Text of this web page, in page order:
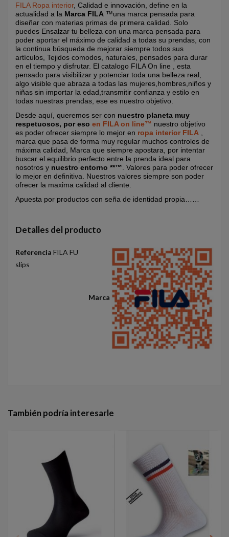
FILA Ropa interior, Calidad e innovación, define en la
actualidad a la Marca FILA ™una marca pensada para
diseñar con materias primas de primera calidad. Solo
puedes Ensalzar tu belleza con una marca pensada para
poder aportar el máximo de calidad a todas su prendas, con
la continua búsqueda de mejorar siempre todos sus
artículos, Tejidos comodos, naturales, pensados para durar
en el tiempo y disfrutar. El catalogo FILA On line , esta
pensado para visibilizar y potenciar toda una belleza real,
algo visible que abraza a todas las mujeres,hombres,niños y
niñas sin importar la edad,transmitir confianza y estilo en
todas nuestras prendas, ese es nuestro objetivo.
Desde aquí, queremos ser con nuestro planeta muy
respetuosos, por eso en FILA on line™ nuestro objetivo
es poder ofrecer siempre lo mejor en ropa interior FILA
marca que pasa de forma muy regular muchos controles de
máxima calidad, Marca que siempre apostara, por intentar
buscar el equilibrio perfecto entre la prenda ideal para
nosotros y nuestro entorno **™ . Valores para poder ofrecer
lo mejor en definitiva. Nuestros valores siempre son poder
ofrecer la maxima calidad al cliente.
Apuesta por productos con seña de identidad propia……
Detalles del producto
Marca
Referencia FILA FU
slips
También podría interesarle